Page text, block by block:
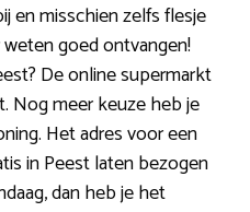
en misschien zelfs flesje
goed ontvangen!
De online supermarkt
Nog meer keuze heb je
Het adres voor een
in Peest laten bezogen
dan heb je het